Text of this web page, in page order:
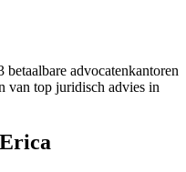
advocatenkantoren
van top juridisch advies in